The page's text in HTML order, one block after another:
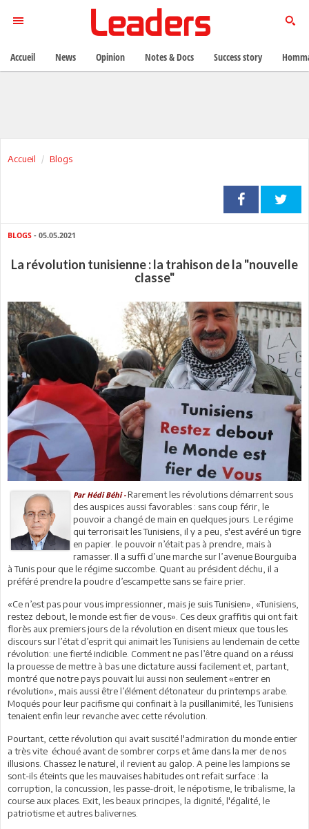
Accueil Blogs
BLOGS - 05.05.2021
La révolution tunisienne : la trahison de la "nouvelle
classe"
Par Hédi Béhi -Rarement les révolutions démarrent sous
des auspices aussi favorables : sans coup férir, le
pouvoir a changé de main en quelques jours. Le régime
qui terrorisait les Tunisiens, il y a peu, s'est avéré un tigre
en papier. le pouvoir n’était pas à prendre, mais à
ramasser. Il a suffi d’une marche sur l’avenue Bourguiba
à Tunis pour que le régime succombe. Quant au président déchu, il a
préféré prendre la poudre d’escampette sans se faire prier.
«Ce n’est pas pour vous impressionner, mais je suis Tunisien», «Tunisiens,
restez debout, le monde est fier de vous». Ces deux graffitis qui ont fait
florès aux premiers jours de la révolution en disent mieux que tous les
discours sur l’état d’esprit qui animait les Tunisiens au lendemain de cette
révolution: une fierté indicible. Comment ne pas l’être quand on a réussi
la prouesse de mettre à bas une dictature aussi facilement et, partant,
montré que notre pays pouvait lui aussi non seulement «entrer en
révolution», mais aussi être l’élément détonateur du printemps arabe.
Moqués pour leur pacifisme qui confinait à la pusillanimité, les Tunisiens
tenaient enfin leur revanche avec cette révolution.
Pourtant, cette révolution qui avait suscité l'admiration du monde entier
a très vite échoué avant de sombrer corps et âme dans la mer de nos
illusions. Chassez le naturel, il revient au galop. A peine les lampions se
sont-ils éteints que les mauvaises habitudes ont refait surface : la
corruption, la concussion, les passe-droit, le népotisme, le tribalisme, la
course aux places. Exit, les beaux principes, la dignité, l'égalité, le
patriotisme et autres balivernes.
Accueil News Opinion Notes & Docs Success story